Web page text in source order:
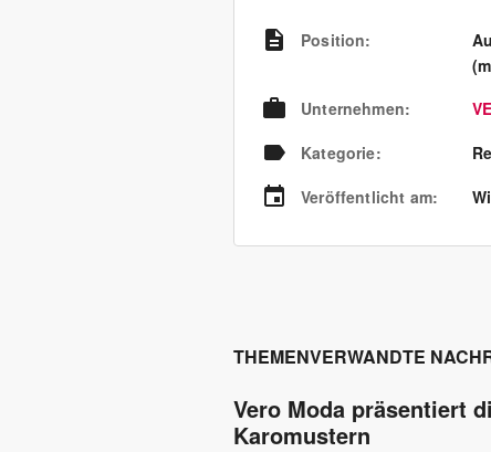
Position:
Unternehmen:
Kategorie:
Veröffentlicht am:
THEMENVERWANDTE
Vero Moda präsentiert
Karomustern